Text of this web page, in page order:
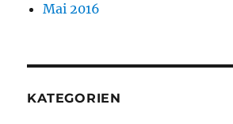
Mai 2016
KATEGORIEN